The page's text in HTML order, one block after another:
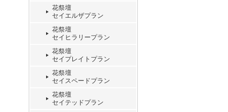
花祭壇
セイエルザプラン
花祭壇
セイヒラリープラン
花祭壇
セイプレイトプラン
花祭壇
セイスペードプラン
花祭壇
セイテッドプラン